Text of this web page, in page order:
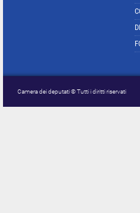
Camera dei deputati © Tutti i diritti riservati